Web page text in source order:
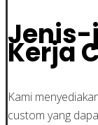
Jenis-
Kerja
Kami
custom yang